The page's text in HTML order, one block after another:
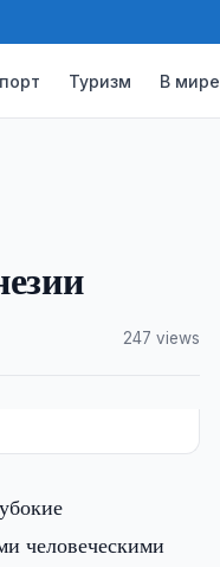
Туризм В мире
247 views
человеческими